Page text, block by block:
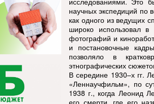
научных экспедиций по
как одного из ведущих
широко использовал в
фотографий и
и постановочные
позволяло в
этнографических
В середине 1930–х гг.
«Леннаучфильм», по
1938 г., когда Леонид
его смерти, где его